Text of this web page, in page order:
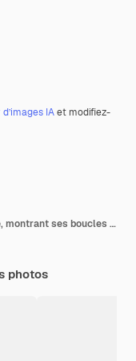
IAet modifiez-
Sensuelle jeune femme en robe noire, montrant ses boucles d'oreilles et regardant sexy à la caméra, debout sur fond blanc.
photos